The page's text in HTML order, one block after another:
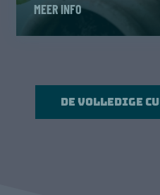
MEER INFO
De volledige